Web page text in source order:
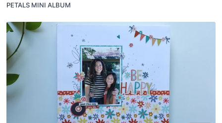
PETALS MINI ALBUM